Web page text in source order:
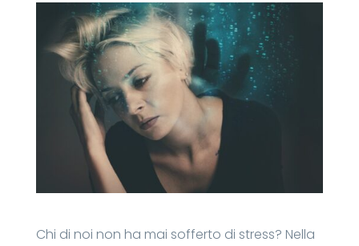
Chi di noi non ha mai sofferto di stress? Nella